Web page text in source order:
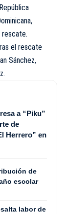
rescate.
el rescate
Sánchez,
a “Piku”
de
Herrero” en
de
escolar
labor de